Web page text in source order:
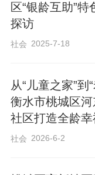
活动相关负
丰富、温情满
民的精神文化
居民在浓厚
的温暖与关
和幸福感。
区“银龄互助”
探访
社会 2025-7-18
从“儿童之家”到
衡水市桃城区
社区打造全龄
社会 2026-6-2